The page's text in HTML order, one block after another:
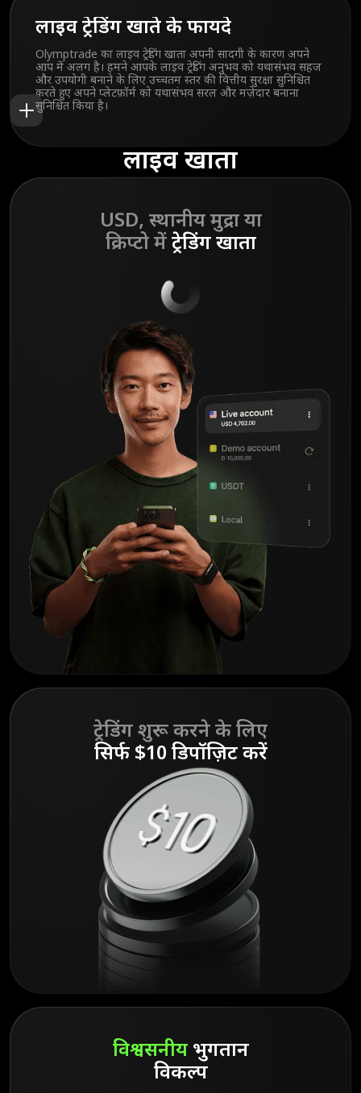
लाइव ट्रेडिंग खाते के फायदे
Olymptrade का लाइव ट्रेडिंग खाता अपनी सादगी के कारण अपने
आप में अलग है। हमने आपके लाइव ट्रेडिंग अनुभव को यथासंभव सहज
और उपयोगी बनाने के लिए उच्चतम स्तर की वित्तीय सुरक्षा सुनिश्चित
करते हुए अपने प्लेटफ़ॉर्म को यथासंभव सरल और मज़ेदार बनाना
सुनिश्चित किया है।
लाइव खाता
USD, स्थानीय मुद्रा या
क्रिप्टो मेंट्रेडिंग खाता
ट्रेडिंग शुरू करने के लिए
सिर्फ $10 डिपॉज़िट करें
विश्वसनीयभुगतान
विकल्प